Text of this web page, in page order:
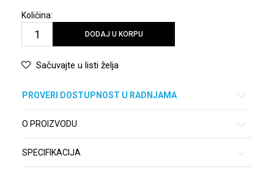
Količina:
DODAJ U KORPU
Sačuvajte u listi želja
PROVERI DOSTUPNOST U RADNJAMA
O PROIZVODU
SPECIFIKACIJA